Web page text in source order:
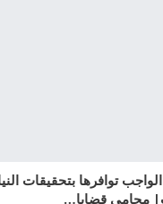
توافرها بتحقيقات
محامي قضايا…